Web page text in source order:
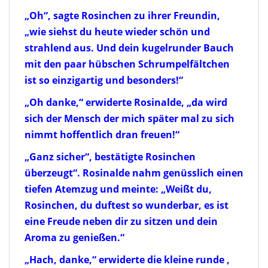
„Oh“, sagte Rosinchen zu ihrer Freundin,
„wie siehst du heute wieder schön und
strahlend aus. Und dein kugelrunder Bauch
mit den paar hübschen Schrumpelfältchen
ist so einzigartig und besonders!“
„Oh danke,“ erwiderte Rosinalde, „da wird
sich der Mensch der mich später mal zu sich
nimmt hoffentlich dran freuen!“
„Ganz sicher“, bestätigte Rosinchen
überzeugt“. Rosinalde nahm genüsslich einen
tiefen Atemzug und meinte: „Weißt du,
Rosinchen, du duftest so wunderbar, es ist
eine Freude neben dir zu sitzen und dein
Aroma zu genießen.“
„Hach, danke,“ erwiderte die kleine runde ,